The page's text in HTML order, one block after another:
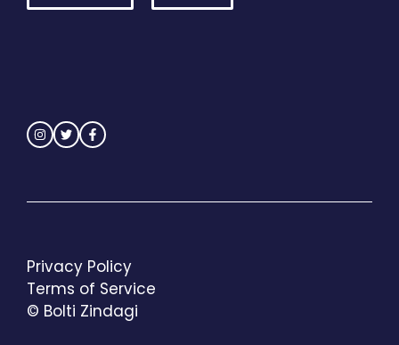
© Bolti Zindagi
Privacy Policy
Terms of Service